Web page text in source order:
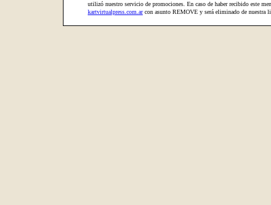
utilizó nuestro servicio de promociones. En caso de haber recibido este
kartvirtualpress.com.arcon asunto REMOVE y será eliminado de nuestra